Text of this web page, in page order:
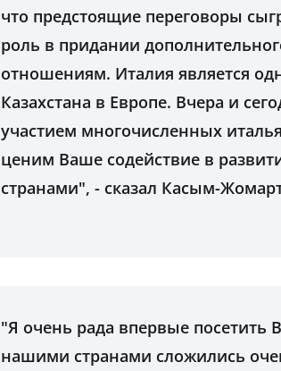
что предстоящие переговоры
роль в придании
отношениям. Италия является
Казахстана в Европе. Вчера и
участием многочисленных
ценим Ваше содействие в
странами", - сказал Касым-
"Я очень рада впервые посетить
нашими странами сложились